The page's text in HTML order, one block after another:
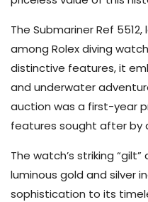
The Submariner Ref
among Rolex diving
distinctive features, it
and underwater
auction was a first-year
features sought after by
The watch’s striking
luminous gold and silver
sophistication to its